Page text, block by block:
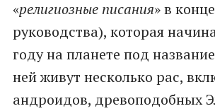
«религиозные писания» в конце
руководства), которая
году на планете под
ней живут несколько рас,
андроидов, древоподобных